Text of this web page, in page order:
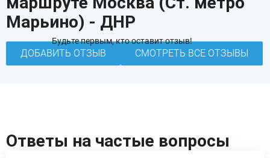
Марьино) - ДНР
Будьте первым, кто оставит отзыв!
ДОБАВИТЬ ОТЗЫВ СМОТРЕТЬ ВСЕ ОТЗЫВЫ
Ответы на частые вопросы